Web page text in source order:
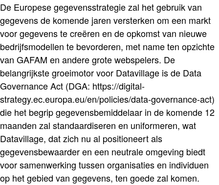
De Europese gegevensstrategie zal het gebruik van
gegevens de komende jaren versterken om een markt
voor gegevens te creëren en de opkomst van nieuwe
bedrijfsmodellen te bevorderen, met name ten opzichte
van GAFAM en andere grote webspelers. De
belangrijkste groeimotor voor Datavillage is de Data
Governance Act (DGA: https://digital-
strategy.ec.europa.eu/en/policies/data-governance-act)
die het begrip gegevensbemiddelaar in de komende 12
maanden zal standaardiseren en uniformeren, wat
Datavillage, dat zich nu al positioneert als
gegevensbewaarder en een neutrale omgeving biedt
voor samenwerking tussen organisaties en individuen
op het gebied van gegevens, ten goede zal komen.